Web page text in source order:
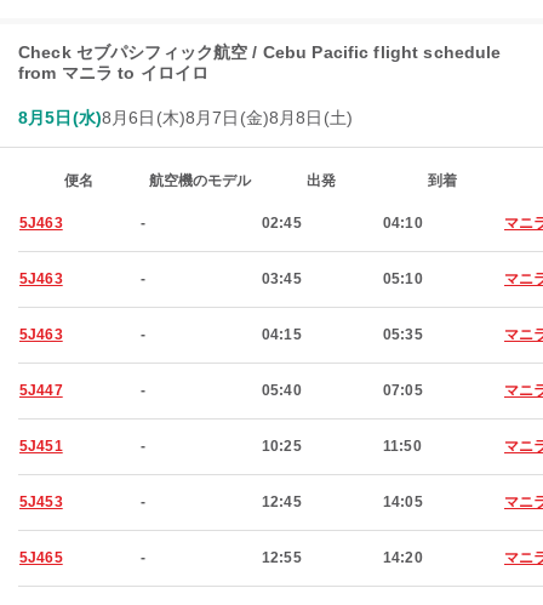
Check セブパシフィック航空 / Cebu Pacific flight schedule
from マニラ to イロイロ
8月5日(水)8月6日(木)8月7日(金)8月8日(土)
便名 航空機のモデル 出発 到着
5J463 - 02:45 04:10 マニ
5J463 - 03:45 05:10 マニ
5J463 - 04:15 05:35 マニ
5J447 - 05:40 07:05 マニ
5J451 - 10:25 11:50 マニ
5J453 - 12:45 14:05 マニ
5J465 - 12:55 14:20 マニ